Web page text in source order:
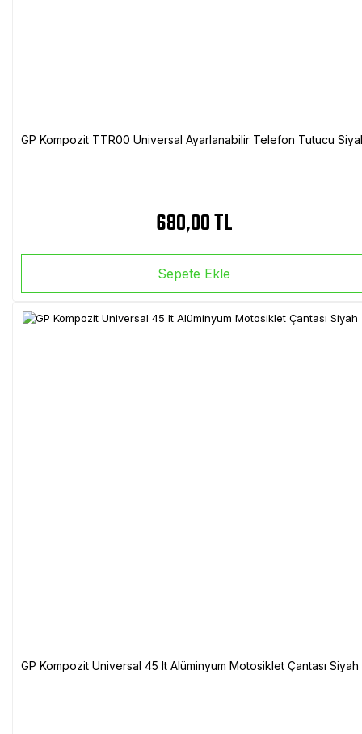
GP Kompozit TTR00 Universal Ayarlanabilir Telefon Tutucu
680,00 TL
Sepete Ekle
GP Kompozit Universal 45 lt Alüminyum Motosiklet Çantası Siyah